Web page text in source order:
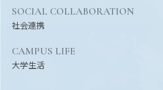
SOCIAL COLLABORATION
社会連携
CAMPUS LIFE
大学生活